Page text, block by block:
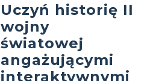
Uczyń historię II
wojny
światowej
angażującymi
interaktywnymi